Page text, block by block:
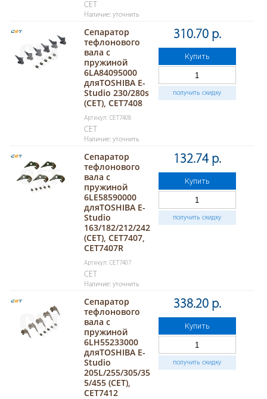
CET
Наличие: уточнить
Сепаратор
тефлонового
вала с
пружиной
6LA84095000
дляTOSHIBA E-
Studio 230/280s
(CET), CET7408
Артикул: CET7408
CET
Наличие: уточнить
310.70 р.
Купить
получить скидку
Сепаратор
тефлонового
вала с
пружиной
6LE58590000
дляTOSHIBA E-
Studio
163/182/212/242
(CET), CET7407,
CET7407R
Артикул: CET7407
CET
Наличие: уточнить
132.74 р.
Купить
получить скидку
Сепаратор
тефлонового
вала с
пружиной
6LH55233000
дляTOSHIBA E-
Studio
205L/255/305/35
5/455 (CET),
CET7412
338.20 р.
Купить
получить скидку